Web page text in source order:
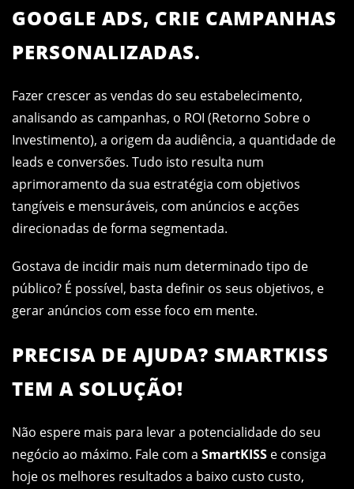
GOOGLE ADS, CRIE CAMPANHAS
PERSONALIZADAS.
Fazer crescer as vendas do seu estabelecimento,
analisando as campanhas, o ROI (Retorno Sobre o
Investimento), a origem da audiência, a quantidade de
leads e conversões. Tudo isto resulta num
aprimoramento da sua estratégia com objetivos
tangíveis e mensuráveis, com anúncios e acções
direcionadas de forma segmentada.
Gostava de incidir mais num determinado tipo de
público? É possível, basta definir os seus objetivos, e
gerar anúncios com esse foco em mente.
PRECISA DE AJUDA? SMARTKISS
TEM A SOLUÇÃO!
Não espere mais para levar a potencialidade do seu
negócio ao máximo. Fale com a SmartKISS e consiga
hoje os melhores resultados a baixo custo custo,